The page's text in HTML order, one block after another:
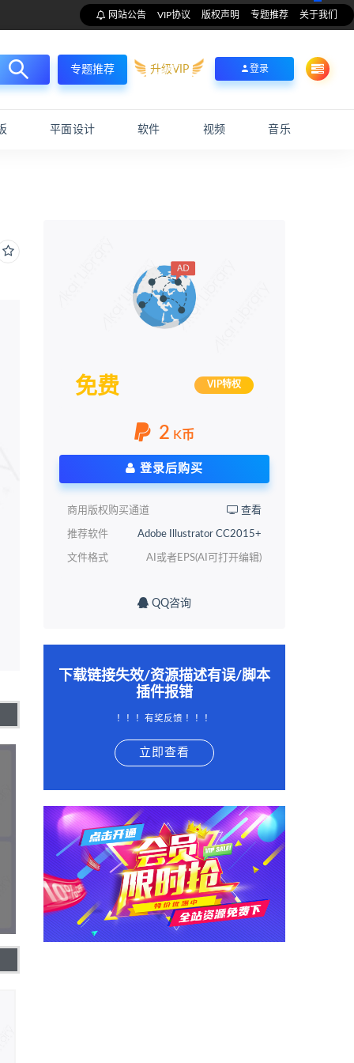
网站公告 VIP协议 版权声明 专题推荐 关于我们
专题推荐 升级VIP 登录
平面设计 软件 视频 音乐
免费 VIP特权
2 K币
登录后购买
商用版权购买通道 查看
推荐软件 Adobe Illustrator CC2015+
文件格式 AI或者EPS(AI可打开编辑)
QQ咨询
下载链接失效/资源描述有误/脚本
插件报错
！！！有奖反馈 ！！！
立即查看